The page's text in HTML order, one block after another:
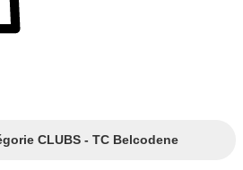
CLUBS - TC Belcodene